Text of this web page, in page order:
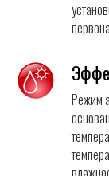
Режим